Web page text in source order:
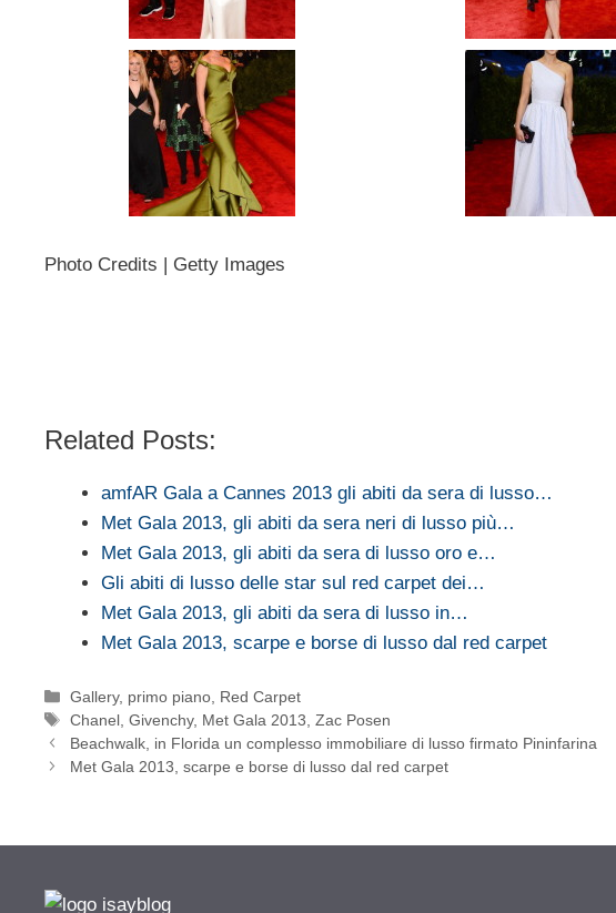
Photo Credits | Getty Images
Related Posts:
amfAR Gala a Cannes 2013 gli abiti da sera di lusso…
Met Gala 2013, gli abiti da sera neri di lusso più…
Met Gala 2013, gli abiti da sera di lusso oro e…
Gli abiti di lusso delle star sul red carpet dei…
Met Gala 2013, gli abiti da sera di lusso in…
Met Gala 2013, scarpe e borse di lusso dal red carpet
Categorie
Gallery, primo piano Red Carpet
Tag
Chanel ,Givenchy, Met Gala 2013 ,Zac Posen
Beachwalk, in Florida un complesso immobiliare di lusso firmato Pininfarina
Met Gala 2013, scarpe e borse di lusso dal red carpet